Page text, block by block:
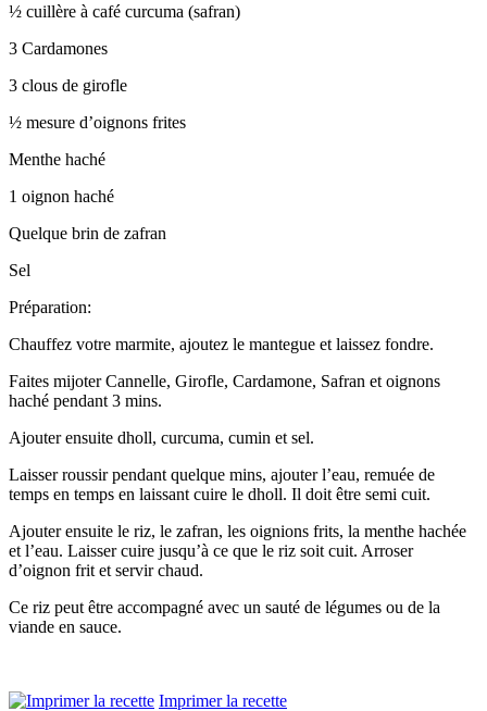
½ cuillère à café curcuma (safran)
3 Cardamones
3 clous de girofle
½ mesure d’oignons frites
Menthe haché
1 oignon haché
Quelque brin de zafran
Sel
Préparation:
Chauffez votre marmite, ajoutez le mantegue et laissez fondre.
Faites mijoter Cannelle, Girofle, Cardamone, Safran et oignons
haché pendant 3 mins.
Ajouter ensuite dholl, curcuma, cumin et sel.
Laisser roussir pendant quelque mins, ajouter l’eau, remuée de
temps en temps en laissant cuire le dholl. Il doit être semi cuit.
Ajouter ensuite le riz, le zafran, les oignions frits, la menthe hachée
et l’eau. Laisser cuire jusqu’à ce que le riz soit cuit. Arroser
d’oignon frit et servir chaud.
Ce riz peut être accompagné avec un sauté de légumes ou de la
viande en sauce.
Imprimer la recette